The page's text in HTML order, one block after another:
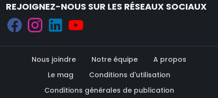
REJOIGNEZ-NOUS SUR LES RÉSEAUX SOCIAUX
Nous joindre Notre équipe
A propos
Le mag
Conditions d'utilisation
Conditions générales de publication